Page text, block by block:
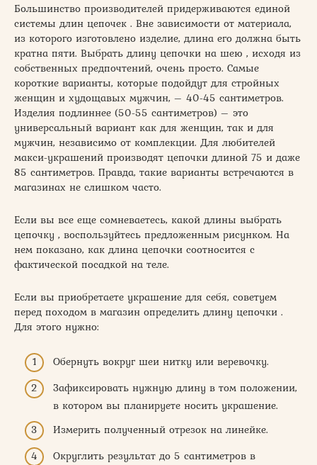
Большинство производителей придерживаются единой
системы длин цепочек . Вне зависимости от материала,
из которого изготовлено изделие, длина его должна быть
кратна пяти. Выбрать длину цепочки на шею , исходя из
собственных предпочтений, очень просто. Самые
короткие варианты, которые подойдут для стройных
женщин и худощавых мужчин, – 40-45 сантиметров.
Изделия подлиннее (50-55 сантиметров) – это
универсальный вариант как для женщин, так и для
мужчин, независимо от комплекции. Для любителей
макси-украшений производят цепочки длиной 75 и даже
85 сантиметров. Правда, такие варианты встречаются в
магазинах не слишком часто.
Если вы все еще сомневаетесь, какой длины выбрать
цепочку , воспользуйтесь предложенным рисунком. На
нем показано, как длина цепочки соотносится с
фактической посадкой на теле.
Если вы приобретаете украшение для себя, советуем
перед походом в магазин определить длину цепочки .
Для этого нужно:
Обернуть вокруг шеи нитку или веревочку.
Зафиксировать нужную длину в том положении,
в котором вы планируете носить украшение.
Измерить полученный отрезок на линейке.
Округлить результат до 5 сантиметров в